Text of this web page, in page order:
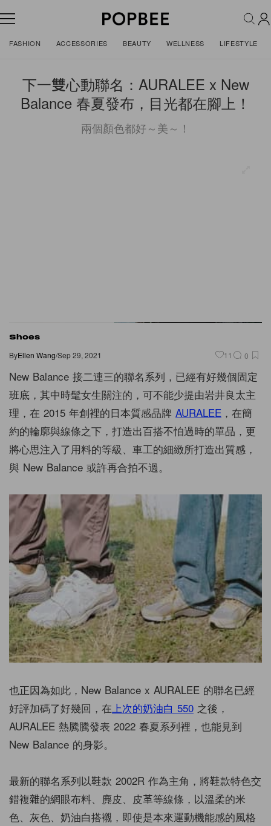
FASHION ACCESSORIES BEAUTY WELLNESS LIFESTYLE
下一雙心動聯名：AURALEE x New
Balance 春夏發布，目光都在腳上！
兩個顏色都好～美～！
Shoes
ByEllen Wang/Sep 29, 2021 11 0
New Balance 接二連三的聯名系列，已經有好幾個固定
班底，其中時髦女生關注的，可不能少提由岩井良太主
理，在 2015 年創裡的日本質感品牌 AURALEE ，在簡
約的輪廓與線條之下，打造出百搭不怕過時的單品，更
將心思注入了用料的等級、車工的細緻所打造出質感，
與 New Balance 或許再合拍不過。
也正因為如此，New Balance x AURALEE 的聯名已經
好評加碼了好幾回，在 上次的奶油白 550 之後，
AURALEE 熱騰騰發表 2022 春夏系列裡，也能見到
New Balance 的身影。
最新的聯名系列以鞋款 2002R 作為主角，將鞋款特色交
錯複雜的網眼布料、麂皮、皮革等線條，以溫柔的米
色、灰色、奶油白搭襯，即使是本來運動機能感的風格